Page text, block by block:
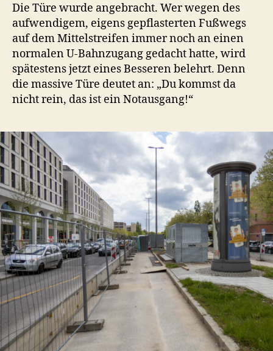
Die Türe wurde angebracht. Wer wegen des
aufwendigem, eigens gepflasterten Fußwegs
auf dem Mittelstreifen immer noch an einen
normalen U-Bahnzugang gedacht hatte, wird
spätestens jetzt eines Besseren belehrt. Denn
die massive Türe deutet an: „Du kommst da
nicht rein, das ist ein Notausgang!“